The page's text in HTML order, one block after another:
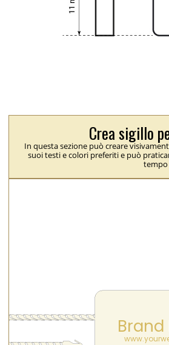
Crea sigillo
In questa sezione può creare
suoi testi e colori preferiti e può
tempo